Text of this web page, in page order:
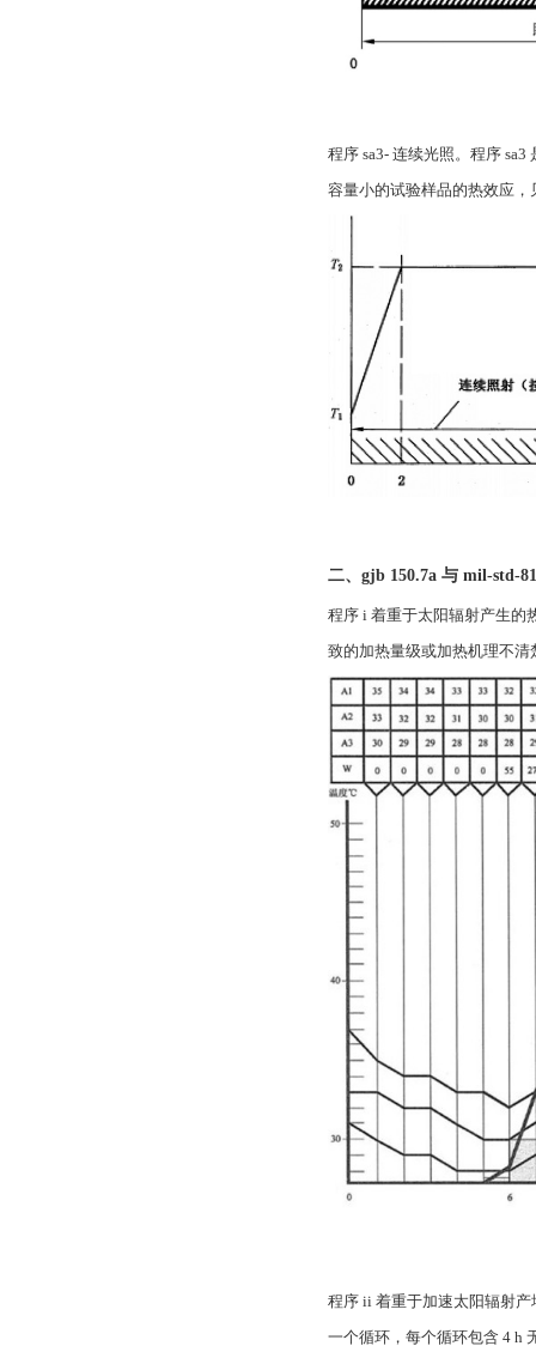
程序 sa3- 连续光照。程序
容量小的试验样品的热效应，
二、gjb 150.7a 与 mil-std-
程序 i 着重于太阳辐射产生的
致的加热量级或加热机理不
程序 ii 着重于加速太阳辐射
一个循环，每个循环包含 4 h